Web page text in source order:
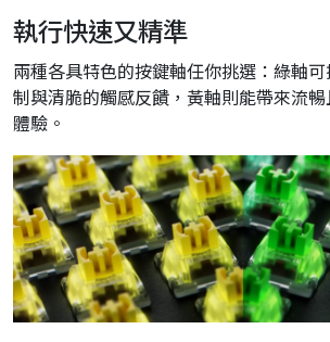
執行快速又精準
兩種各具特色的按鍵軸任你挑選：綠軸
制與清脆的觸感反饋，黃軸則能帶來流
體驗。